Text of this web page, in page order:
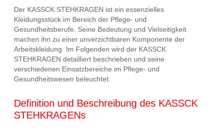
Der KASSCK STEHKRAGEN ist ein essenzielles
Kleidungsstück im Bereich der Pflege- und
Gesundheitsberufe. Seine Bedeutung und Vielseitigkeit
machen ihn zu einer unverzichtbaren Komponente der
Arbeitskleidung. Im Folgenden wird der KASSCK
STEHKRAGEN detailliert beschrieben und seine
verschiedenen Einsatzbereiche im Pflege- und
Gesundheitswesen beleuchtet.
Definition und Beschreibung des KASSCK
STEHKRAGENs